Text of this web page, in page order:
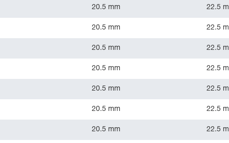
20.5 mm 22.5
20.5 mm 22.5
20.5 mm 22.5
20.5 mm 22.5
20.5 mm 22.5
20.5 mm 22.5
20.5 mm 22.5